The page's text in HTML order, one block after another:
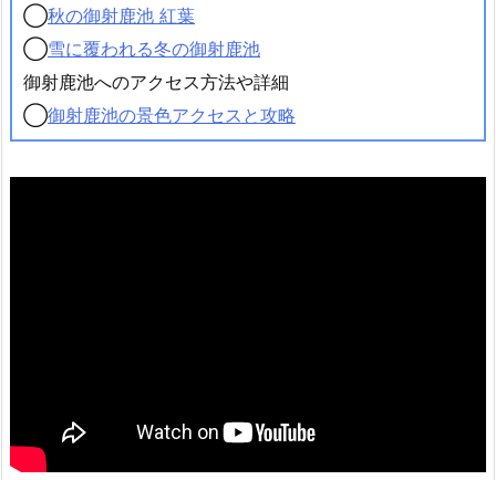
◯秋の御射鹿池 紅葉
◯雪に覆われる冬の御射鹿池
御射鹿池へのアクセス方法や詳細
◯御射鹿池の景色アクセスと攻略